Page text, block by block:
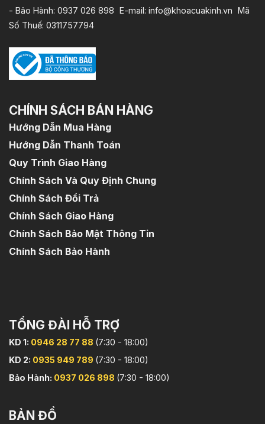
- Bảo Hành: 0937 026 898 E-mail: info@khoacuakinh.vn Mã
Số Thuế: 0311757794
CHÍNH SÁCH BÁN HÀNG
Hướng Dẫn Mua Hàng
Hướng Dẫn Thanh Toán
Quy Trình Giao Hàng
Chính Sách Và Quy Định Chung
Chính Sách Đổi Trả
Chính Sách Giao Hàng
Chính Sách Bảo Mật Thông Tin
Chính Sách Bảo Hành
TỔNG ĐÀI HỖ TRỢ
KD 1: 0946 28 77 88 (7:30 - 18:00)
KD 2: 0935 949 789 (7:30 - 18:00)
Bảo Hành: 0937 026 898 (7:30 - 18:00)
BẢN ĐỒ